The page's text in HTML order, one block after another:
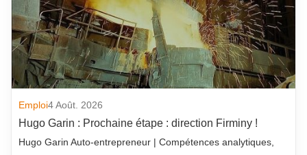
Emploi4 Août. 2026
Hugo Garin : Prochaine étape : direction Firminy !
Hugo Garin Auto-entrepreneur | Compétences analytiques,